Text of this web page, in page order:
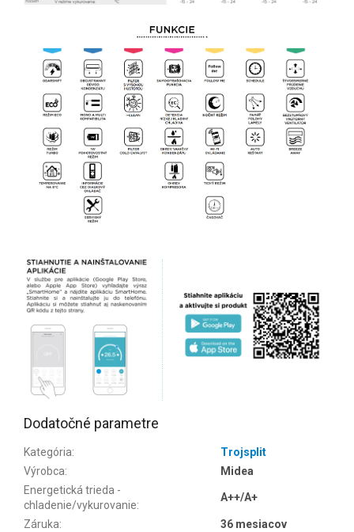
Dodatočné parametre
Kategória:
Trojsplit
Výrobca:
Midea
Energetická trieda -
chladenie/vykurovanie:
A++/A+
Záruka:
36 mesiacov